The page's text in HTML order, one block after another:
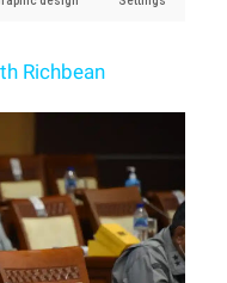
Richbean